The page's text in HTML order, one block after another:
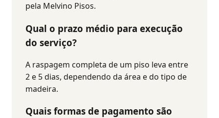
pela Melvino Pisos.
Qual o prazo médio para execução
do serviço?
A raspagem completa de um piso leva entre
2 e 5 dias, dependendo da área e do tipo de
madeira.
Quais formas de pagamento são